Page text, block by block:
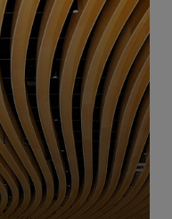
AFTER HOURS